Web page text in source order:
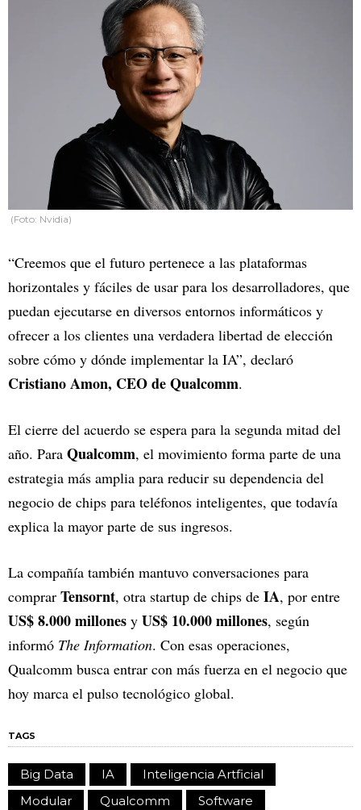
(Foto: Nvidia)
“Creemos que el futuro pertenece a las plataformas
horizontales y fáciles de usar para los desarrolladores, que
puedan ejecutarse en diversos entornos informáticos y
ofrecer a los clientes una verdadera libertad de elección
sobre cómo y dónde implementar la IA”, declaró
Cristiano Amon, CEO de Qualcomm.
El cierre del acuerdo se espera para la segunda mitad del
año. Para Qualcomm, el movimiento forma parte de una
estrategia más amplia para reducir su dependencia del
negocio de chips para teléfonos inteligentes, que todavía
explica la mayor parte de sus ingresos.
La compañía también mantuvo conversaciones para
comprar Tensornt, otra startup de chips de IA, por entre
US$ 8.000 millones y US$ 10.000 millones, según
informó The Information. Con esas operaciones,
Qualcomm busca entrar con más fuerza en el negocio que
hoy marca el pulso tecnológico global.
TAGS
Big Data IA
Inteligencia Artficial
Modular
Qualcomm Software